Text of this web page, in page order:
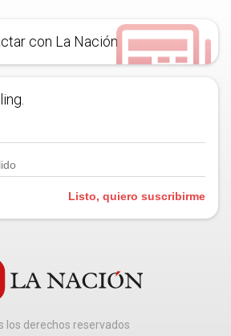
con La Nación
Listo, quiero suscribirme
los derechos reservados